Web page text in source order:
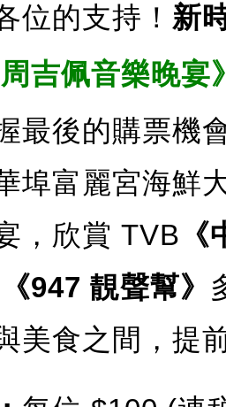
位的支持！ 新
吉佩音樂晚宴
最後的購票機
埠富麗宮海鮮
，欣賞 TVB
《947 靚聲幫》
美食之間，提